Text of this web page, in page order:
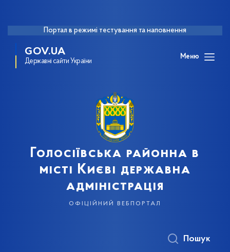
Портал в режимі тестування та наповнення
GOV.UA
Державні сайти України
Меню
Голосіївська районна в
місті Києві державна
адміністрація
офіційний вебпортал
Пошук